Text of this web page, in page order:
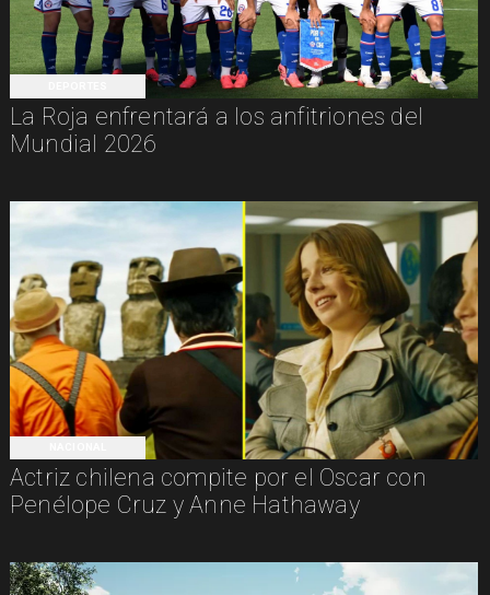
La Roja enfrentará a los anfitriones del
Mundial 2026
Actriz chilena compite por el Oscar con
Penélope Cruz y Anne Hathaway